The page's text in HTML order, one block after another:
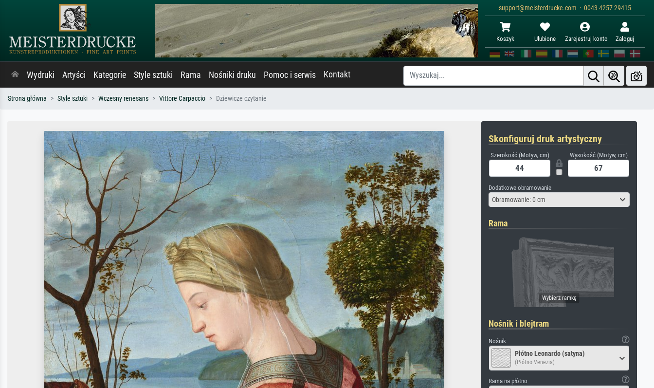
support@meisterdrucke.com · 0043 4257 29415
Koszyk Ulubione Zarejestruj konto Zaloguj
Wydruki Artyści Kategorie Style sztuki Rama Nośniki druku Pomoc i serwis Kontakt
Strona główna Style sztuki Wczesny renesans Vittore Carpaccio Dziewicze czytanie
Skonfiguruj druk artystyczny
Szerokość (Motyw, cm) Wysokość (Motyw, cm)
Dodatkowe obramowanie
Obramowanie: 0 cm
Rama
Nośnik i blejtram
Nośnik
Płótno Leonardo (satyna)
(Płótno Venezia)
Rama na płótno